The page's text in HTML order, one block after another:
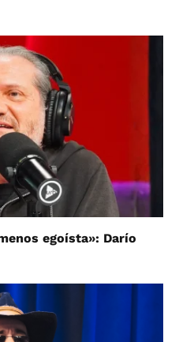
egoísta»: Darío